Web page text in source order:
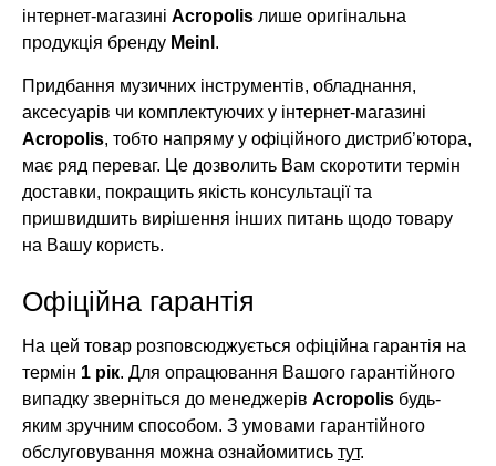
інтернет-магазині Acropolis лише оригінальна
продукція бренду Meinl .
Придбання музичних інструментів, обладнання,
аксесуарів чи комплектуючих у інтернет-магазині
Acropolis, тобто напряму у офіційного дистриб’ютора,
має ряд переваг. Це дозволить Вам скоротити термін
доставки, покращить якість консультації та
пришвидшить вирішення інших питань щодо товару
на Вашу користь.
Офіційна гарантія
На цей товар розповсюджується офіційна гарантія на
термін 1 рік. Для опрацювання Вашого гарантійного
випадку зверніться до менеджерів Acropolis будь-
яким зручним способом. З умовами гарантійного
обслуговування можна ознайомитись тут.